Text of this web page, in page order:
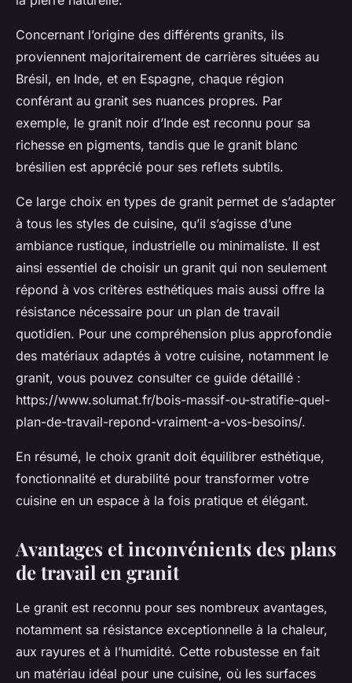
Concernant l’origine des différents granits, ils
proviennent majoritairement de carrières situées au
Brésil, en Inde, et en Espagne, chaque région
conférant au granit ses nuances propres. Par
exemple, le granit noir d’Inde est reconnu pour sa
richesse en pigments, tandis que le granit blanc
brésilien est apprécié pour ses reflets subtils.
Ce large choix en types de granit permet de s’adapter
à tous les styles de cuisine, qu’il s’agisse d’une
ambiance rustique, industrielle ou minimaliste. Il est
ainsi essentiel de choisir un granit qui non seulement
répond à vos critères esthétiques mais aussi offre la
résistance nécessaire pour un plan de travail
quotidien. Pour une compréhension plus approfondie
des matériaux adaptés à votre cuisine, notamment le
granit, vous pouvez consulter ce guide détaillé :
https://www.solumat.fr/bois-massif-ou-stratifie-quel-
plan-de-travail-repond-vraiment-a-vos-besoins/.
En résumé, le choix granit doit équilibrer esthétique,
fonctionnalité et durabilité pour transformer votre
cuisine en un espace à la fois pratique et élégant.
Avantages et inconvénients des plans
de travail en granit
Le granit est reconnu pour ses nombreux avantages,
notamment sa résistance exceptionnelle à la chaleur,
aux rayures et à l’humidité. Cette robustesse en fait
un matériau idéal pour une cuisine, où les surfaces